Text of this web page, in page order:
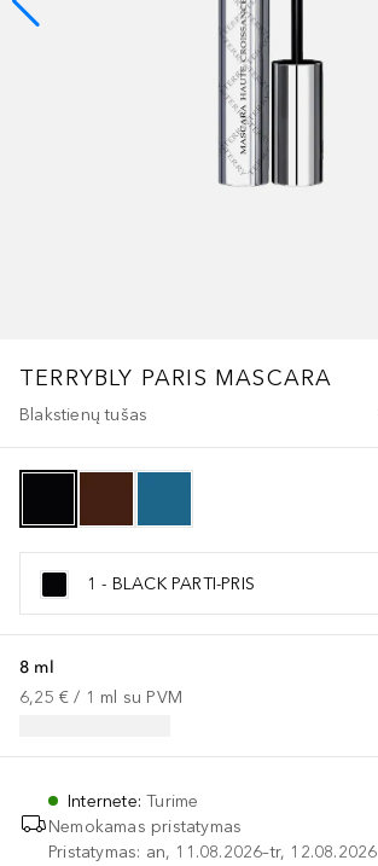
TERRYBLY PARIS MASCARA
Blakstienų tušas
1 - BLACK PARTI-PRIS
8 ml
6,25 € / 1 ml su PVM
Internete:Turime
Nemokamas pristatymas
Pristatymas: an, 11.08.2026–tr, 12.08.2026